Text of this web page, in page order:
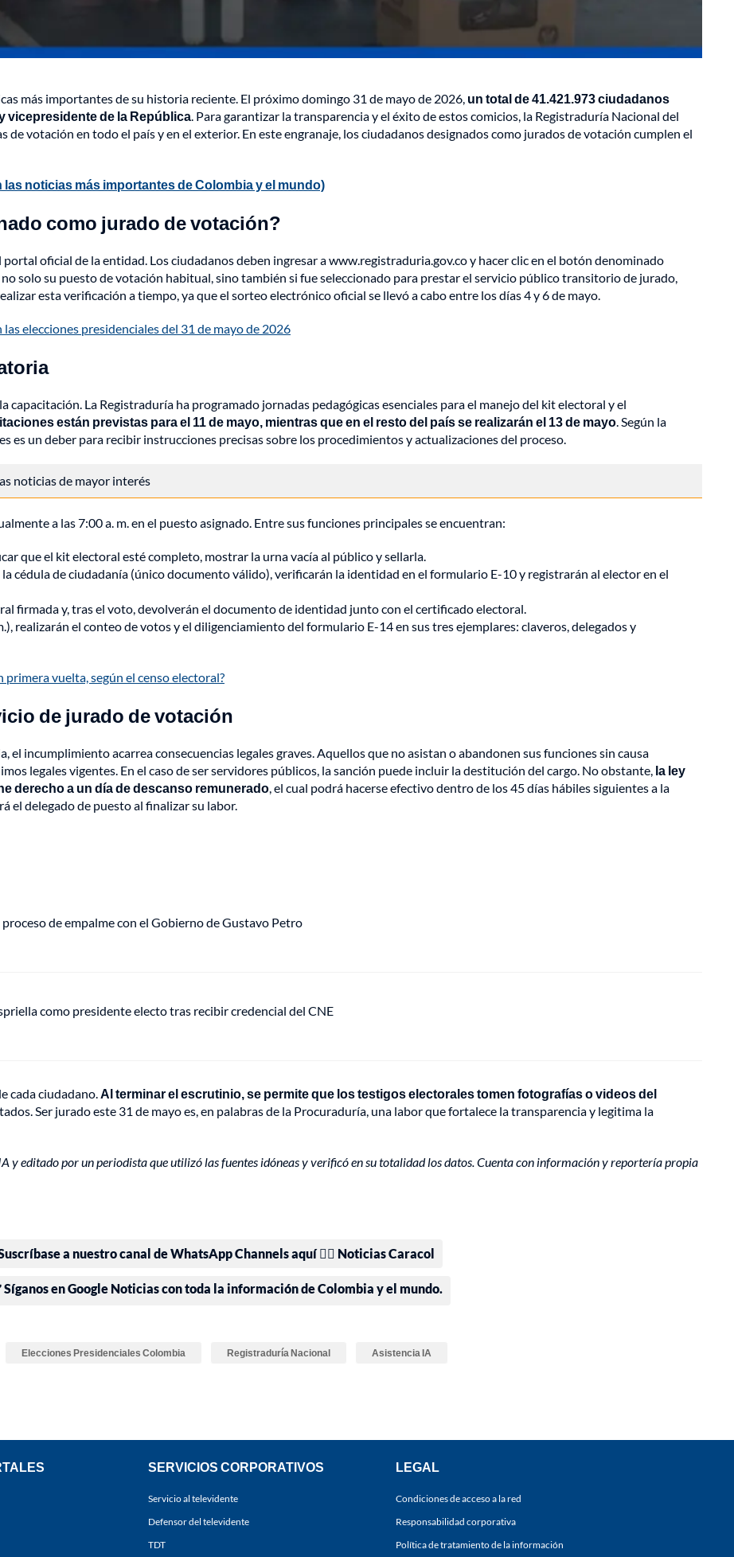
más importantes de su historia reciente. El próximo domingo 31 de mayo de 2026, un total de 41.421.973 ciudadanos
vicepresidente de la República . Para garantizar la transparencia y el éxito de estos comicios, la Registraduría Nacional del
votación en todo el país y en el exterior. En este engranaje, los ciudadanos designados como jurados de votación cumplen el
noticias más importantes de Colombia y el mundo)
como jurado de votación?
oficial de la entidad. Los ciudadanos deben ingresar a www.registraduria.gov.co y hacer clic en el botón denominado
no solo su puesto de votación habitual, sino también si fue seleccionado para prestar el servicio público transitorio de jurado,
esta verificación a tiempo, ya que el sorteo electrónico oficial se llevó a cabo entre los días 4 y 6 de mayo.
elecciones presidenciales del 31 de mayo de 2026
capacitación. La Registraduría ha programado jornadas pedagógicas esenciales para el manejo del kit electoral y el
están previstas para el 11 de mayo, mientras que en el resto del país se realizarán el 13 de mayo . Según la
es un deber para recibir instrucciones precisas sobre los procedimientos y actualizaciones del proceso.
noticias de mayor interés
a las 7:00 a. m. en el puesto asignado. Entre sus funciones principales se encuentran:
que el kit electoral esté completo, mostrar la urna vacía al público y sellarla.
cédula de ciudadanía (único documento válido), verificarán la identidad en el formulario E-10 y registrarán al elector en el
firmada y, tras el voto, devolverán el documento de identidad junto con el certificado electoral.
realizarán el conteo de votos y el diligenciamiento del formulario E-14 en sus tres ejemplares: claveros, delegados y
vuelta, según el censo electoral?
de jurado de votación
el incumplimiento acarrea consecuencias legales graves. Aquellos que no asistan o abandonen sus funciones sin causa
legales vigentes. En el caso de ser servidores públicos, la sanción puede incluir la destitución del cargo. No obstante, la ley
derecho a un día de descanso remunerado , el cual podrá hacerse efectivo dentro de los 45 días hábiles siguientes a la
el delegado de puesto al finalizar su labor.
de empalme con el Gobierno de Gustavo Petro
como presidente electo tras recibir credencial del CNE
cada ciudadano. Al terminar el escrutinio, se permite que los testigos electorales tomen fotografías o videos del
Ser jurado este 31 de mayo es, en palabras de la Procuraduría, una labor que fortalece la transparencia y legitima la
y editado por un periodista que utilizó las fuentes idóneas y verificó en su totalidad los datos. Cuenta con información y reportería propia
a nuestro canal de WhatsApp Channels aquí 👉🏻 Noticias Caracol
en Google Noticias con toda la información de Colombia y el mundo.
Elecciones Presidenciales Colombia Registraduría Nacional Asistencia IA
SERVICIOS CORPORATIVOS
Servicio al televidente
Defensor del televidente
TDT
LEGAL
Condiciones de acceso a la red
Responsabilidad corporativa
Política de tratamiento de la información